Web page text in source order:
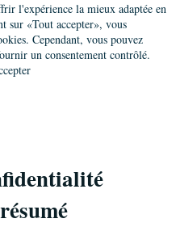
l'expérience la mieux adaptée en
sur «Tout accepter», vous
Cependant, vous pouvez
un consentement contrôlé.